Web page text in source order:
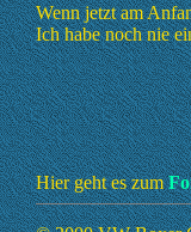
Wenn jetzt am
Ich habe noch nie
Hier geht es zum